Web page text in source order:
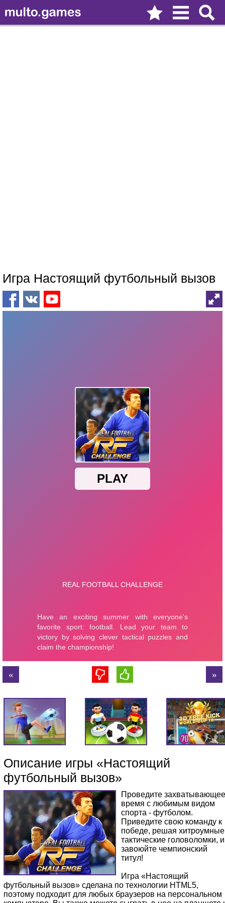
Игра Настоящий футбольный вызов
Описание игры «Настоящий
футбольный вызов»
Проведите захватывающее
время с любимым видом
спорта - футболом.
Приведите свою команду к
победе, решая хитроумные
тактические головоломки, и
завоюйте чемпионский
титул!
Игра «Настоящий
футбольный вызов» сделана по технологии HTML5,
поэтому подходит для любых браузеров на персональном